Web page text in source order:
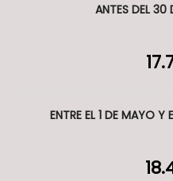
ANTES DEL 30
ENTRE EL 1 DE MAYO